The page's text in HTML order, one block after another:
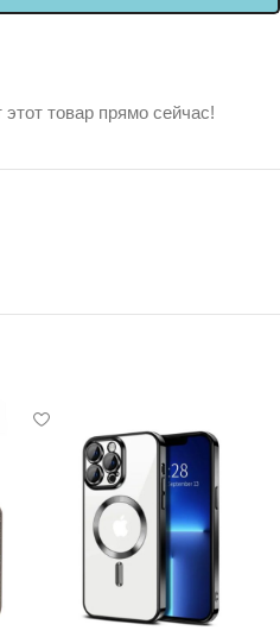
товар прямо сейчас!